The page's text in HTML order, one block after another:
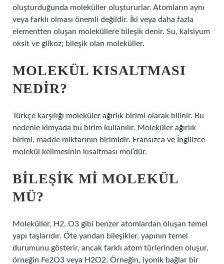
oluşturduğunda moleküller oluştururlar. Atomların aynı
veya farklı olması önemli değildir. İki veya daha fazla
elementten oluşan moleküllere bileşik denir. Su, kalsiyum
oksit ve glikoz; bileşik olan moleküller.
MOLEKÜL KISALTMASI
NEDIR?
Türkçe karşılığı moleküler ağırlık birimi olarak bilinir. Bu
nedenle kimyada bu birim kullanılır. Moleküler ağırlık
birimi, madde miktarının birimidir. Fransızca ve İngilizce
molekül kelimesinin kısaltması mol’dür.
BILEŞIK MI MOLEKÜL
MÜ?
Moleküller, H2, O3 gibi benzer atomlardan oluşan temel
yapı taşlarıdır. Öte yandan bileşikler, yapının temel
durumunu gösterir, ancak farklı atom türlerinden oluşur,
örneğin Fe2O3 veya H2O2. Örneğin, iyonik bağlar bir